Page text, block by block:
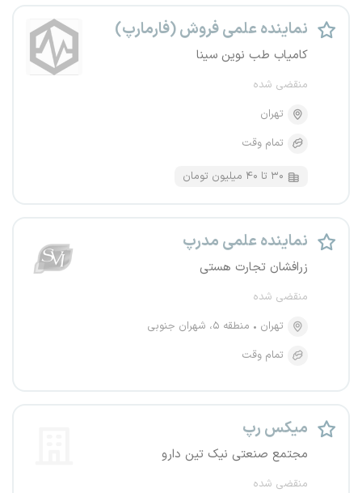
نماینده علمی فروش (فارمارپ)
کامیاب طب نوین سینا
منقضی شده
تهران
تمام وقت
۳۰ تا ۴۰ میلیون تومان
نماینده علمی مدرپ
زرافشان تجارت هستی
منقضی شده
تهران
منطقه ۵، شهران جنوبی
تمام وقت
میکس رپ
مجتمع صنعتی نیک تین دارو
منقضی شده